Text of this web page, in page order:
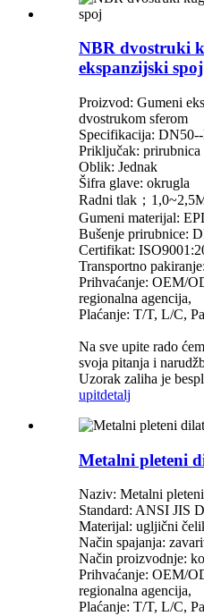
NBR dvostruki
ekspanzijski spoj
Proizvod: Gumeni
dvostrukom sferom
Specifikacija:
Priključak: prirubnica
Oblik: Jednak
Šifra glave: okrugla
Radni tlak；
Gumeni materijal:
Bušenje prirubnice:
Certifikat:
Transportno
Prihvaćanje: OEM/
regionalna agencija,
Plaćanje: T/T, L/C,
Na sve upite rado
svoja pitanja i
Uzorak zaliha je
upitdetalj
Metalni pleteni
Naziv: Metalni
Standard: ANSI JIS
Materijal: ugljični
Način spajanja:
Način proizvodnje:
Prihvaćanje: OEM/
regionalna agencija,
Plaćanje: T/T, L/C,